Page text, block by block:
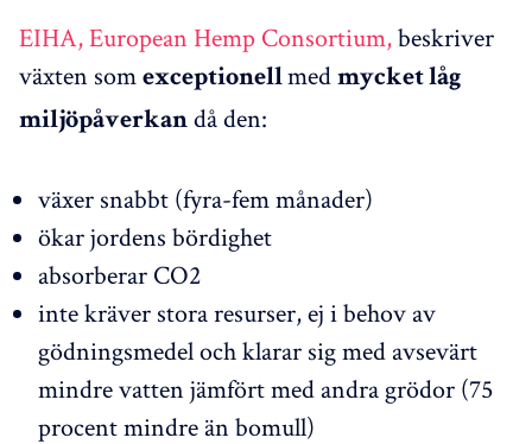
EIHA, European Hemp Consortium,beskriver
växten som exceptionellmed mycket låg
miljöpåverkan då den:
växer snabbt (fyra-fem månader)
ökar jordens bördighet
absorberar CO2
inte kräver stora resurser, ej i behov av
gödningsmedel och klarar sig med avsevärt
mindre vatten jämfört med andra grödor (75
procent mindre än bomull)